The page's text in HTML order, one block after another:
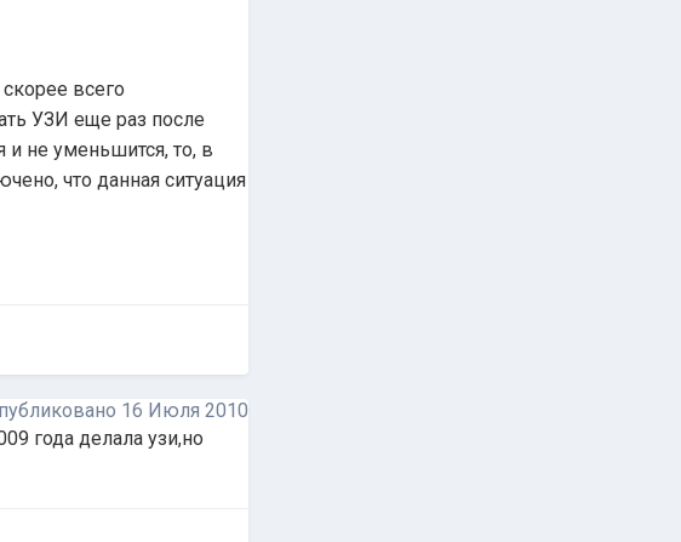
всего
УЗИ еще раз после
и не уменьшится, то, в
что данная ситуация
16 Июля 2010
года делала узи,но